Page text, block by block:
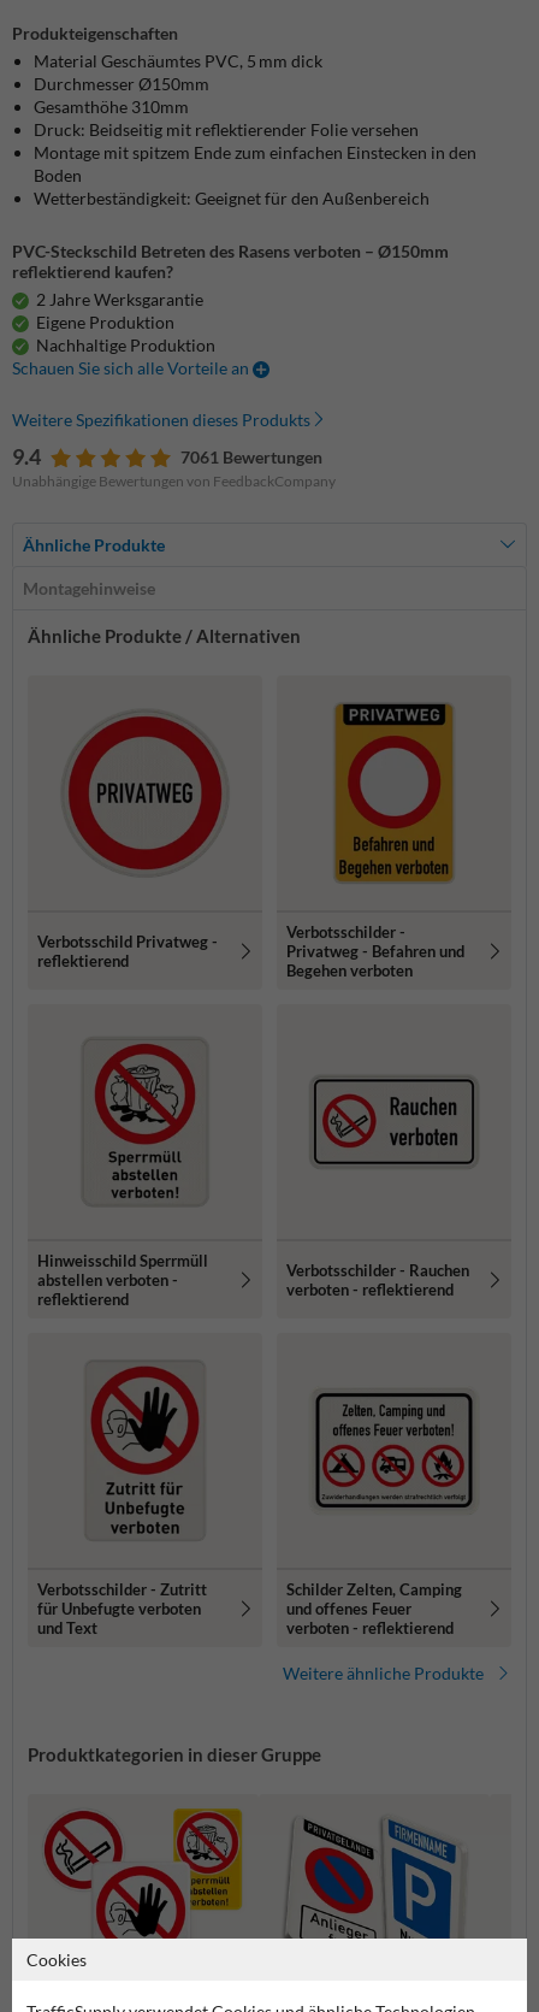
Produkteigenschaften
Material Geschäumtes PVC, 5 mm dick
Durchmesser Ø150mm
Gesamthöhe 310mm
Druck: Beidseitig mit reflektierender Folie versehen
Montage mit spitzem Ende zum einfachen Einstecken in den
Boden
Wetterbeständigkeit: Geeignet für den Außenbereich
PVC-Steckschild Betreten des Rasens verboten – Ø150mm
reflektierend kaufen?
2 Jahre Werksgarantie
Eigene Produktion
Nachhaltige Produktion
Schauen Sie sich alle Vorteile an
Weitere Spezifikationen dieses Produkts
9.4 7061 Bewertungen
Unabhängige Bewertungen von FeedbackCompany
Ähnliche Produkte
Montagehinweise
Ähnliche Produkte / Alternativen
Verbotsschild Privatweg -
reflektierend
Verbotsschilder -
Privatweg - Befahren und
Begehen verboten
Hinweisschild Sperrmüll
abstellen verboten -
reflektierend
Verbotsschilder - Rauchen
verboten - reflektierend
Verbotsschilder - Zutritt
für Unbefugte verboten
und Text
Schilder Zelten, Camping
und offenes Feuer
verboten - reflektierend
Weitere ähnliche Produkte
Produktkategorien in dieser Gruppe
Cookies